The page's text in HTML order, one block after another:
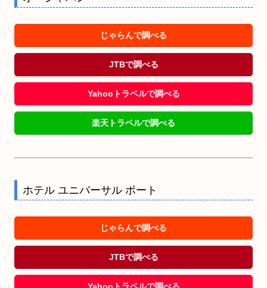
じゃらんで調べる
JTBで調べる
Yahooトラベルで調べる
楽天トラベルで調べる
ホテル ユニバーサル ポート
じゃらんで調べる
JTBで調べる